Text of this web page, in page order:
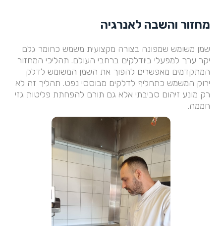
מחזור והשבה לאנרגיה
שמן משומש שמפונה בצורה מקצועית משמש כחומר גלם
יקר ערך למפעלי ביודלקים ברחבי העולם. תהליכי המחזור
המתקדמים מאפשרים להפוך את השמן המשומש לדלק
ירוק המשמש כתחליף לדלקים מבוססי נפט. תהליך זה לא
רק מונע זיהום סביבתי אלא גם תורם להפחתת פליטות גזי
חממה.